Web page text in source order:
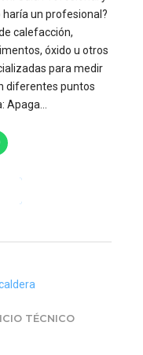
haría un profesional?
calefacción,
óxido u otros
para medir
diferentes puntos
TÉCNICO